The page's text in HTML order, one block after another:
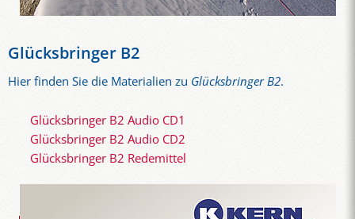
Glücksbringer B2
Hier finden Sie die Materialien zu Glücksbringer B2.
Glücksbringer B2 Audio CD1
Glücksbringer B2 Audio CD2
Glücksbringer B2 Redemittel